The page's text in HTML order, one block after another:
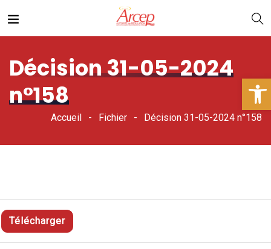
Décision 31-05-2024
n°158
Accueil Fichier Décision 31-05-2024 n°158
Télécharger